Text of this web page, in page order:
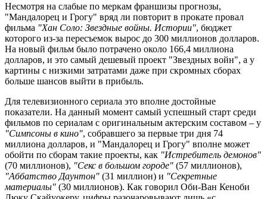
Несмотря на слабые по меркам франшизы прогнозы,
"Мандалорец и Грогу" вряд ли повторит в прокате провал
фильма "Хан Соло: Звездные войны. Истории", бюджет
которого из-за пересъемок вырос до 300 миллионов долларов.
На новый фильм было потрачено около 166,4 миллиона
долларов, и это самый дешевый проект "Звездных войн", а у
картины с низкими затратами даже при скромных сборах
больше шансов выйти в прибыль.
Для телевизионного сериала это вполне достойные
показатели. На данный момент самый успешный старт среди
фильмов по сериалам с оригинальным актерским составом – у
"Симпсоны в кино", собравшего за первые три дня 74
миллиона долларов, и "Мандалорец и Грогу" вполне может
обойти по сборам такие проекты, как "Истребитель демонов"
(70 миллионов), "Секс в большом городе" (57 миллионов),
"Аббатство Даунтон" (31 миллион) и "Секретные
материалы" (30 миллионов). Как говорил Оби-Ван Кеноби